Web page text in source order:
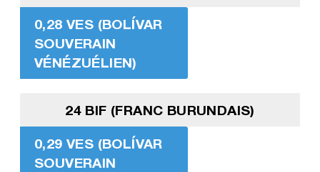
0,28 VES (BOLÍVAR
SOUVERAIN
VÉNÉZUÉLIEN)
24 BIF (FRANC BURUNDAIS)
0,29 VES (BOLÍVAR
SOUVERAIN